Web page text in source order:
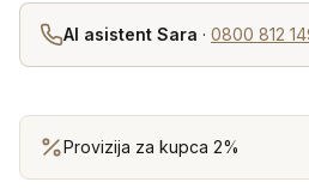
AI asistent Sara · 0800 812
Provizija za kupca 2%